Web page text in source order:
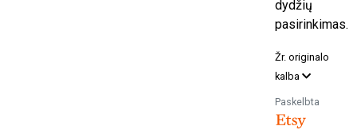
dydžių
pasirinkimas.
Žr. originalo
kalba
Paskelbta